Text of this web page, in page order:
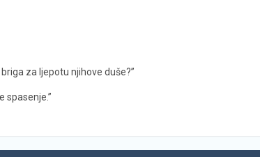
za ljepotu njihove duše?”
spasenje.”